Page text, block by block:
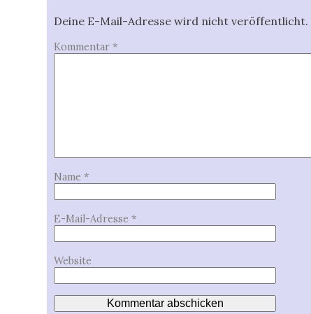
Deine E-Mail-Adresse wird nicht veröffentlicht.
Kommentar*
Name*
E-Mail-Adresse*
Website